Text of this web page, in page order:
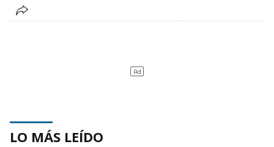
LO MÁS LEÍDO